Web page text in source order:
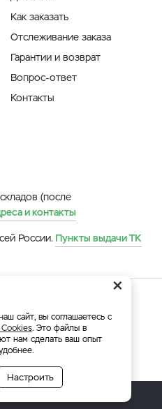
Как заказать
Отслеживание заказа
Гарантии и возврат
Вопрос-ответ
Контакты
(после
и контакты
России. Пункты выдачи ТК
×
сайт, вы соглашаетесь с
. Это файлы в
нам сделать ваш опыт
Настроить